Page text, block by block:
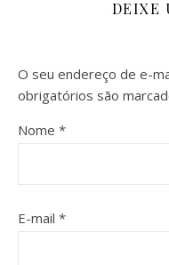
DEIXE
O seu endereço de e-
obrigatórios são
Nome *
E-mail *